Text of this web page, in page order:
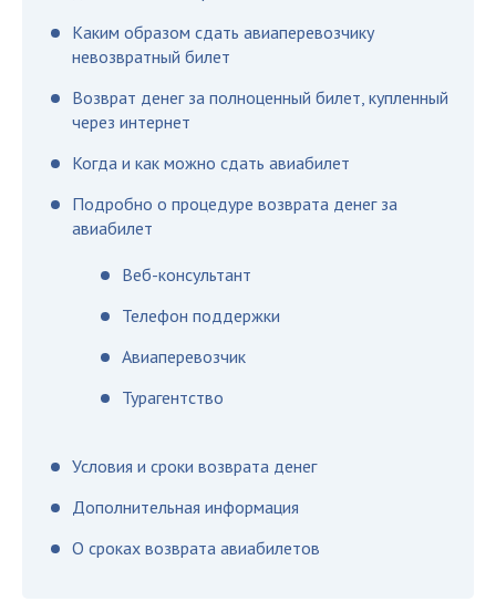
Каким образом сдать авиаперевозчику
невозвратный билет
Возврат денег за полноценный билет, купленный
через интернет
Когда и как можно сдать авиабилет
Подробно о процедуре возврата денег за
авиабилет
Веб-консультант
Телефон поддержки
Авиаперевозчик
Турагентство
Условия и сроки возврата денег
Дополнительная информация
О сроках возврата авиабилетов